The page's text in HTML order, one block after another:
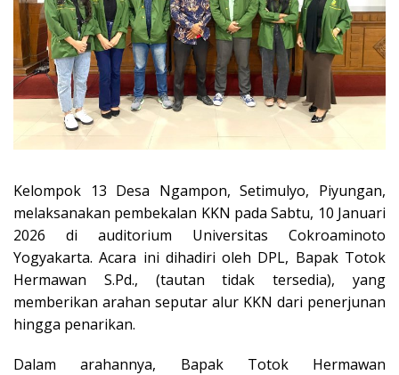
Kelompok 13 Desa Ngampon, Setimulyo, Piyungan,
melaksanakan pembekalan KKN pada Sabtu, 10 Januari
2026 di auditorium Universitas Cokroaminoto
Yogyakarta. Acara ini dihadiri oleh DPL, Bapak Totok
Hermawan S.Pd., (tautan tidak tersedia), yang
memberikan arahan seputar alur KKN dari penerjunan
hingga penarikan.
Dalam arahannya, Bapak Totok Hermawan